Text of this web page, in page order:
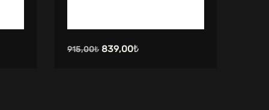
915,00₺ Orijinal
839,00₺Şu